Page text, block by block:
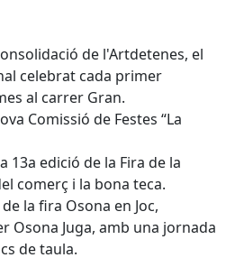
de l'Artdetenes, el
celebrat cada primer
al carrer Gran.
Comissió de Festes “La
13a edició de la Fira de la
comerç i la bona teca.
la fira Osona en Joc,
Osona Juga, amb una jornada
de taula.